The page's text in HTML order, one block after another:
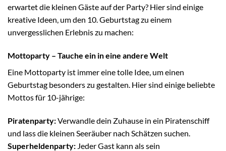
erwartet die kleinen Gäste auf der Party? Hier sind einige
kreative Ideen, um den 10. Geburtstag zu einem
unvergesslichen Erlebnis zu machen:
Mottoparty – Tauche ein in eine andere Welt
Eine Mottoparty ist immer eine tolle Idee, um einen
Geburtstag besonders zu gestalten. Hier sind einige beliebte
Mottos für 10-jährige:
Piratenparty:Verwandle dein Zuhause in ein Piratenschiff
und lass die kleinen Seeräuber nach Schätzen suchen.
Superheldenparty: Jeder Gast kann als sein